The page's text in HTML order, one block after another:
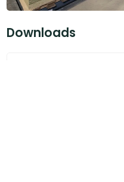
Downloads